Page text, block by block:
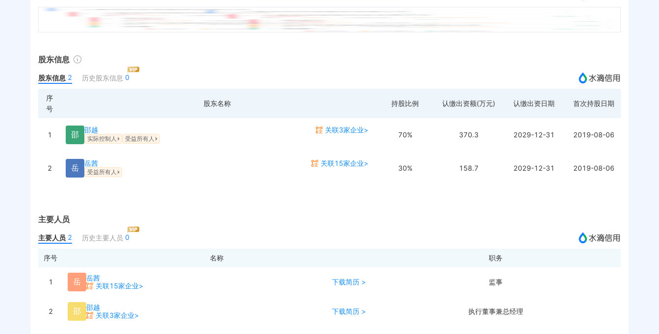
股东信息
股东信息 2 历史股东信息 0
序
号
股东名称 持股比例 认缴出资额(万元) 认缴出资日期 首次持股日期
1 邵
邵越 关联3家企业>
实际控制人 受益所有人 70% 370.3 2029-12-31 2019-08-06
2 岳
岳茜 关联15家企业>
受益所有人 30% 158.7 2029-12-31 2019-08-06
主要人员
主要人员 2 历史主要人员 0
序号 名称 职务
1 岳
岳茜
关联15家企业>
下载简历 > 监事
2 邵
邵越
关联3家企业>
下载简历 > 执行董事兼总经理